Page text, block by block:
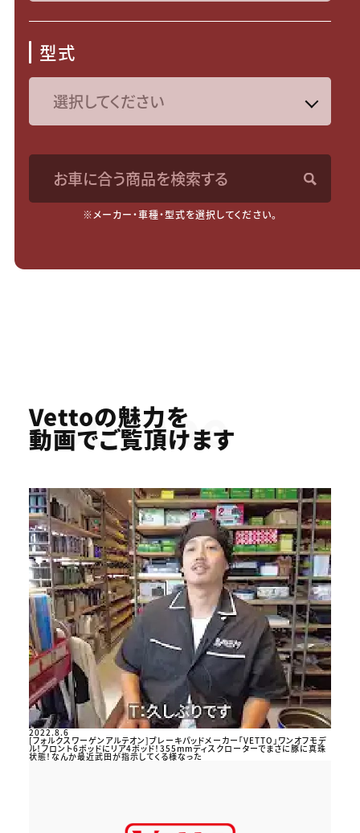
型式
お車に合う商品を検索する
※メーカー・車種・型式を選択してください。
Youtube
Vettoの魅力を
動画でご覧頂けます
2022.8.6
[フォルクスワーゲンアルテオン]ブレーキパッドメーカー「VETTO」ワンオフモデ
ル！フロント6ポッドにリア4ポッド！355mmディスクローターでまさに豚に真珠
状態！なんか最近武田が指示してくる様なった